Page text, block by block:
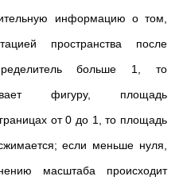
информацию о том,
пространства после
больше 1, то
фигуру, площадь
от 0 до 1, то площадь
если меньше нуля,
масштаба происходит